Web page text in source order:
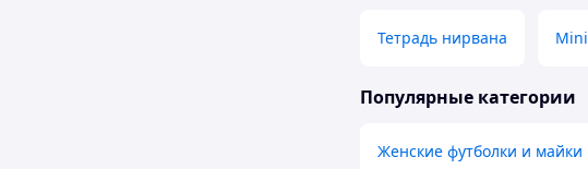
Тетрадь нирвана
Популярные категории
Женские футболки и майки